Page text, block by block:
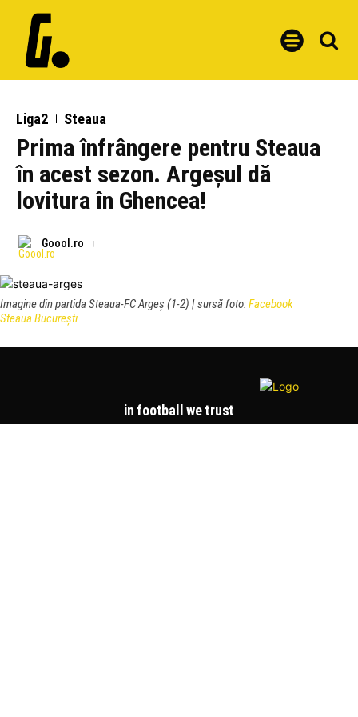
Liga2 Steaua
Prima înfrângere pentru Steaua
în acest sezon. Argeșul dă
lovitura în Ghencea!
Goool.ro
Imagine din partida Steaua-FC Argeș (1-2) | sursă foto:Facebook
Steaua București
in football we trust